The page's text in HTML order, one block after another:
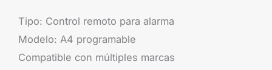
Tipo: Control remoto para alarma
Modelo: A4 programable
Compatible con múltiples marcas